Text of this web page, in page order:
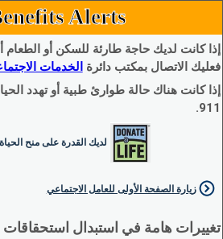
Alerts
إذا كانت لديك حاجة طارئة للسكن أو الطعام
فعليك الاتصال بمكتب دائرة الخدمات
إذا كانت هناك حالة طوارئ طبية أو تهدد
911.
لديك القدرة على منح
زيارة الصفحة الأولى للعامل الاجتماعي
تغييرات هامة في استبدال استحقاقات